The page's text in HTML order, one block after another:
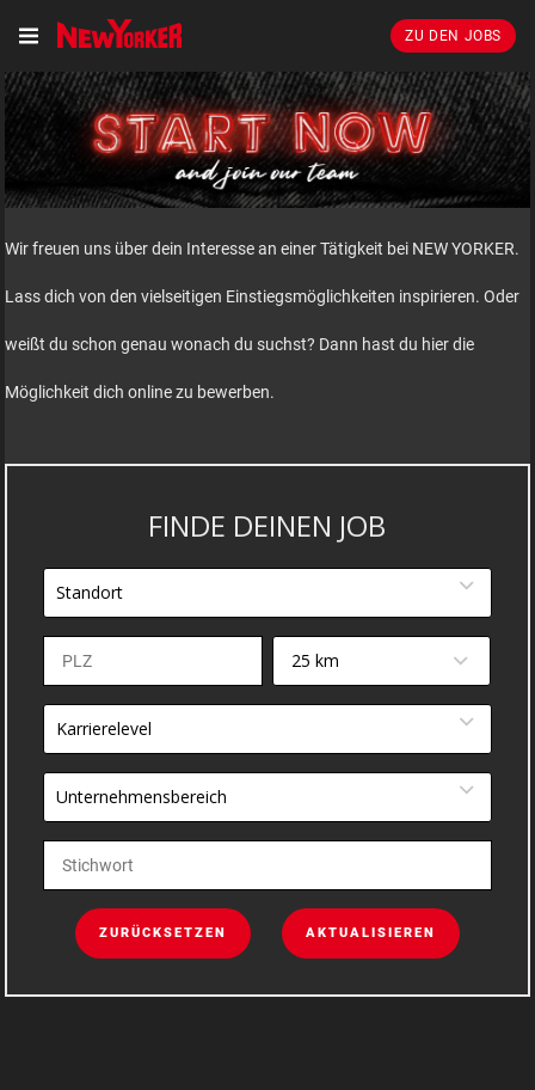
ZU DEN JOBS
Wir freuen uns über dein Interesse an einer Tätigkeit bei NEW YORKER.
Lass dich von den vielseitigen Einstiegsmöglichkeiten inspirieren. Oder
weißt du schon genau wonach du suchst? Dann hast du hier die
Möglichkeit dich online zu bewerben.
FINDE DEINEN JOB
Standort
25 km
Karrierelevel
Unternehmensbereich
ZURÜCKSETZEN AKTUALISIEREN